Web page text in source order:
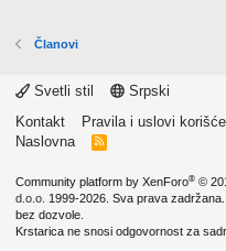
Članovi
Svetli stil
Srpski
Kontakt
Pravila i uslovi
Naslovna
R
Community platform by XenForo® ©
d.o.o. 1999-2026. Sva prava
bez dozvole.
Krstarica ne snosi odgovornost za